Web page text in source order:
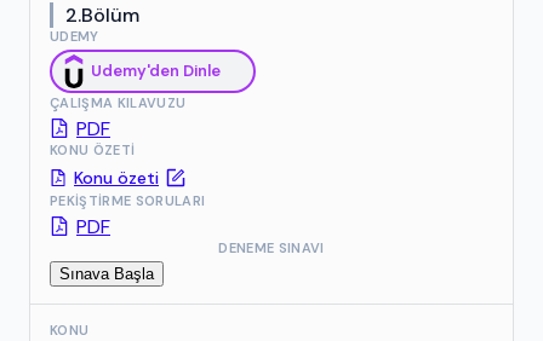
2.Bölüm
UDEMY
Udemy'den Dinle
ÇALIŞMA KILAVUZU
PDF
KONU ÖZETI
Konu özeti
PEKIŞTIRME SORULARI
PDF
DENEME SINAVI
Sınava Başla
KONU